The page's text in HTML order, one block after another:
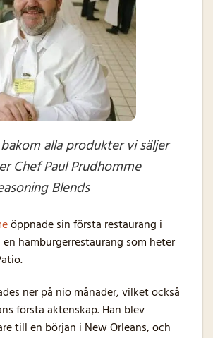
alla produkter vi säljer
Chef Paul Prudhomme
Blends
öppnade sin första restaurang i
en hamburgerrestaurang som heter
ner på nio månader, vilket också
första äktenskap. Han blev
till en början i New Orleans, och